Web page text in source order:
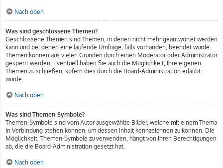
Nach oben
Was sind geschlossene Themen?
Geschlossene Themen sind Themen, in denen nicht mehr geantwortet werden
kann und bei denen eine laufende Umfrage, falls vorhanden, beendet wurde.
Themen können aus vielen Gründen durch einen Moderator oder Administrator
gesperrt werden. Eventuell haben Sie auch die Möglichkeit, Ihre eigenen
Themen zu schließen, sofern dies durch die Board-Administration erlaubt
wurde.
Nach oben
Was sind Themen-Symbole?
Themen-Symbole sind vom Autor ausgewählte Bilder, welche mit einem Thema
in Verbindung stehen können, um dessen Inhalt kennzeichnen zu können. Die
Möglichkeit, Themen-Symbole zu verwenden, hängt von Ihren Berechtigungen
ab, die die Board-Administration gesetzt hat.
Nach oben